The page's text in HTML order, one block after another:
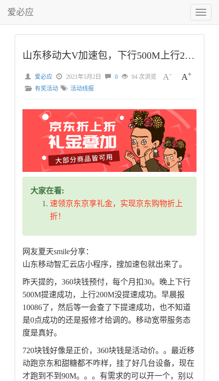
切
换
菜
爱必应
山东移动大V加速包，下行500M上行200M家庭云2T
A- A+
爱必应 2021年5月2日 0
94 次浏览
有奖活动
活动线报
大家在看:
速领京东京享礼金，实现京东购物折上
折！
网友夏天smile分享：
山东移动智汇云店小程序，搜加速包就出来了。
昨天提的，360块钱预付，每个月扣30。晚上下行
500M提速成功，上行200M没提速成功。早晨报
10086了，然后等一会查了下提速成功，也不知道
是0点成功的还是报修才给调的。移动宽带服务态
度是真好。
720块钱好像是正价，360块钱是活动价。。最近移
动跑京东和甜糖都不咋样，挂了好几台设备，现在
才跑到不到90M。。。有需求的可以开一个，别以